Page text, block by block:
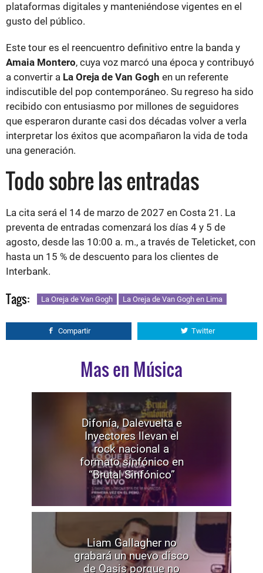
plataformas digitales y manteniéndose vigentes en el
gusto del público.
Este tour es el reencuentro definitivo entre la banda y
Amaia Montero, cuya voz marcó una época y contribuyó
a convertir a La Oreja de Van Gogh en un referente
indiscutible del pop contemporáneo. Su regreso ha sido
recibido con entusiasmo por millones de seguidores
que esperaron durante casi dos décadas volver a verla
interpretar los éxitos que acompañaron la vida de toda
una generación.
Todo sobre las entradas
La cita será el 14 de marzo de 2027 en Costa 21. La
preventa de entradas comenzará los días 4 y 5 de
agosto, desde las 10:00 a. m., a través de Teleticket, con
hasta un 15 % de descuento para los clientes de
Interbank.
Tags: La Oreja de Van Gogh La Oreja de Van Gogh en Lima
Compartir Twitter
Mas en Música
Difonía, Dalevuelta e
Inyectores llevan el
rock nacional a
formato sinfónico en
“Brutal Sinfónico”
Liam Gallagher no
grabará un nuevo disco
de Oasis porque no